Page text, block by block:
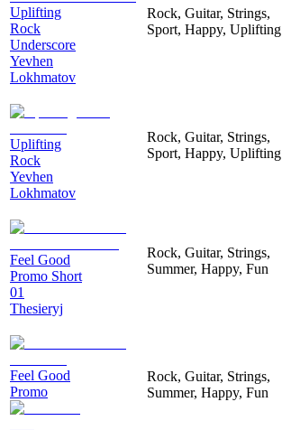
Uplifting
Rock
Underscore
Yevhen
Lokhmatov
Rock, Guitar, Strings,
Sport, Happy, Uplifting
Uplifting
Rock
Yevhen
Lokhmatov
Rock, Guitar, Strings,
Sport, Happy, Uplifting
Feel Good
Promo Short
01
Thesieryj
Rock, Guitar, Strings,
Summer, Happy, Fun
Feel Good
Promo
Rock, Guitar, Strings,
Summer, Happy, Fun